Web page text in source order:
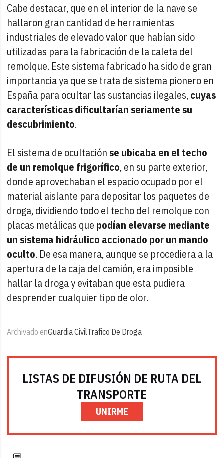
Cabe destacar, que en el interior de la nave se
hallaron gran cantidad de herramientas
industriales de elevado valor que habían sido
utilizadas para la fabricación de la caleta del
remolque. Este sistema fabricado ha sido de gran
importancia ya que se trata de sistema pionero en
España para ocultar las sustancias ilegales,cuyas
características dificultarían seriamente su
descubrimiento.
El sistema de ocultación se ubicaba en el techo
de un remolque frigorífico, en su parte exterior,
donde aprovechaban el espacio ocupado por el
material aislante para depositar los paquetes de
droga, dividiendo todo el techo del remolque con
placas metálicas que podían elevarse mediante
un sistema hidráulico accionado por un mando
oculto. De esa manera, aunque se procediera a la
apertura de la caja del camión, era imposible
hallar la droga y evitaban que esta pudiera
desprender cualquier tipo de olor.
Archivado enGuardia CivilTrafico De Droga
LISTAS DE DIFUSIÓN DE RUTA DEL
TRANSPORTE
UNIRME